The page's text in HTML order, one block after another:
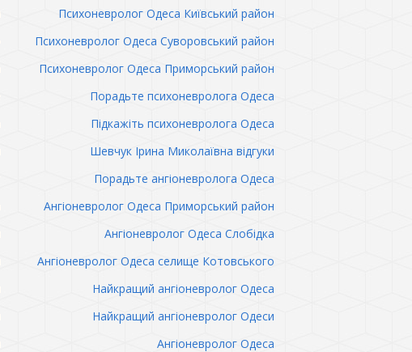
Психоневролог Одеса Київський район
Психоневролог Одеса Суворовський район
Психоневролог Одеса Приморський район
Порадьте психоневролога Одеса
Підкажіть психоневролога Одеса
Шевчук Ірина Миколаївна відгуки
Порадьте ангіоневролога Одеса
Ангіоневролог Одеса Приморський район
Ангіоневролог Одеса Слобідка
Ангіоневролог Одеса селище Котовського
Найкращий ангіоневролог Одеса
Найкращий ангіоневролог Одеси
Ангіоневролог Одеса